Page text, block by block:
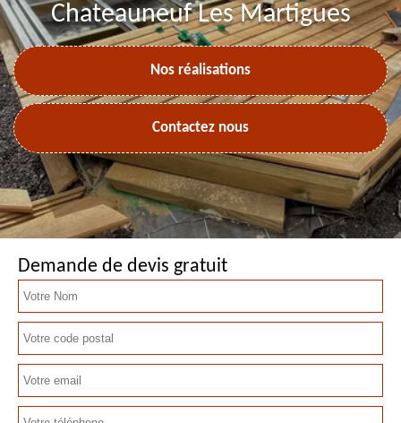
Chateauneuf Les Martigues
Nos réalisations
Contactez nous
Demande de devis gratuit